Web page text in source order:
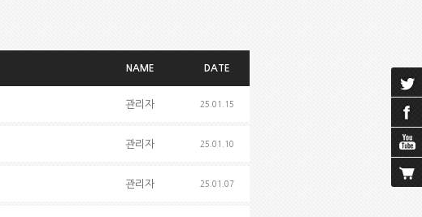
NAME DATE
관리자 25.01.15
관리자 25.01.10
관리자 25.01.07